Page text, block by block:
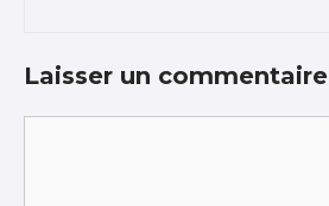
Laisser un commentaire